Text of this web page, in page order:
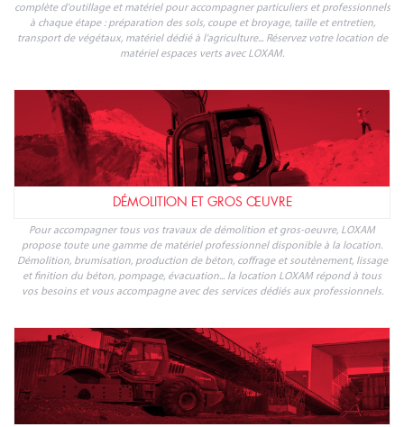
complète d'outillage et matériel pour accompagner particuliers et professionnels
à chaque étape : préparation des sols, coupe et broyage, taille et entretien,
transport de végétaux, matériel dédié à l'agriculture... Réservez votre location de
matériel espaces verts avec LOXAM.
DÉMOLITION ET GROS ŒUVRE
Pour accompagner tous vos travaux de démolition et gros-oeuvre, LOXAM
propose toute une gamme de matériel professionnel disponible à la location.
Démolition, brumisation, production de béton, coffrage et soutènement, lissage
et finition du béton, pompage, évacuation... la location LOXAM répond à tous
vos besoins et vous accompagne avec des services dédiés aux professionnels.